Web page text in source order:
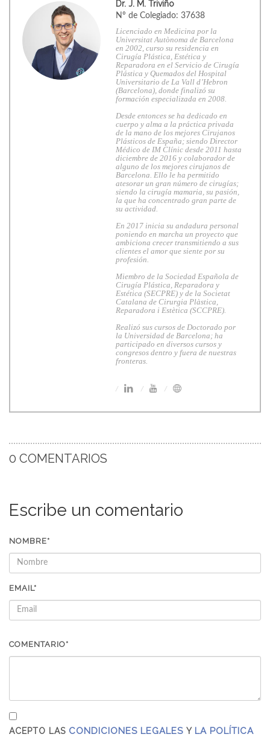
Dr. J. M. Triviño
Nº de Colegiado: 37638
Licenciado en Medicina por la
Universitat Autònoma de Barcelona
en 2002, curso su residencia en
Cirugía Plástica, Estética y
Reparadora en el Servicio de Cirugía
Plástica y Quemados del Hospital
Universitario de La Vall d’Hebron
(Barcelona), donde finalizó su
formación especializada en 2008.
Desde entonces se ha dedicado en
cuerpo y alma a la práctica privada
de la mano de los mejores Cirujanos
Plásticos de España; siendo Director
Médico de IM Clínic desde 2011 hasta
diciembre de 2016 y colaborador de
alguno de los mejores cirujanos de
Barcelona. Ello le ha permitido
atesorar un gran número de cirugías;
siendo la cirugía mamaria, su pasión,
la que ha concentrado gran parte de
su actividad.
En 2017 inicia su andadura personal
poniendo en marcha un proyecto que
ambiciona crecer transmitiendo a sus
clientes el amor que siente por su
profesión.
Miembro de la Sociedad Española de
Cirugía Plástica, Reparadora y
Estética (SECPRE) y de la Societat
Catalana de Cirurgia Plàstica,
Reparadora i Estètica (SCCPRE).
Realizó sus cursos de Doctorado por
la Universidad de Barcelona; ha
participado en diversos cursos y
congresos dentro y fuera de nuestras
fronteras.
0 COMENTARIOS
Escribe un comentario
NOMBRE*
EMAIL*
COMENTARIO*
ACEPTO LAS CONDICIONES LEGALES Y LA POLÍTICA